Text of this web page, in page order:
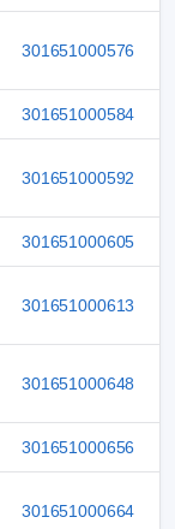
301651000576
301651000584
301651000592
301651000605
301651000613
301651000648
301651000656
301651000664